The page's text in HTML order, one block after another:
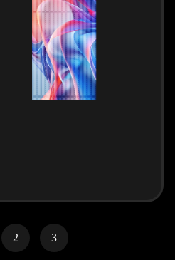
2 3